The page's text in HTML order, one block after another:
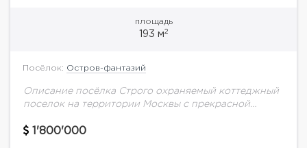
площадь
193 м2
Посёлок: Остров-фантазий
Описание посёлка Строго охраняемый коттеджный
поселок на территории Москвы с прекрасной
транспортной доступностью. На территории
1'800'000